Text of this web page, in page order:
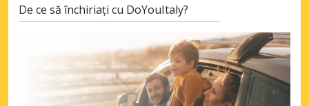
De ce să închiriați cu DoYouItaly?